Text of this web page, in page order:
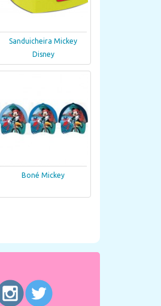
Sanduicheira Mickey
Disney
Boné Mickey